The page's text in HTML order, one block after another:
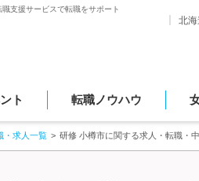
支援サービスで転職をサポート
北海
ト 転職ノウハウ
・求人一覧 研修 小樽市に関する求人・転職・